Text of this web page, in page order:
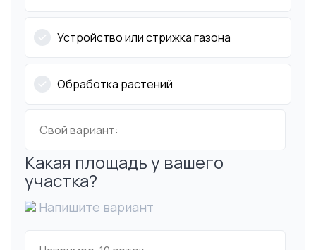
Устройство или стрижка газона
Обработка растений
Какая площадь у вашего
участка?
Напишите вариант